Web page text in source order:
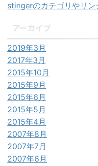
stingerのカテゴリやリ
アーカイブ
2019年3月
2017年3月
2015年10月
2015年9月
2015年6月
2015年5月
2015年4月
2007年8月
2007年7月
2007年6月